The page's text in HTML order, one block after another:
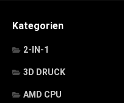
Kategorien
2-IN-1
3D DRUCK
AMD CPU